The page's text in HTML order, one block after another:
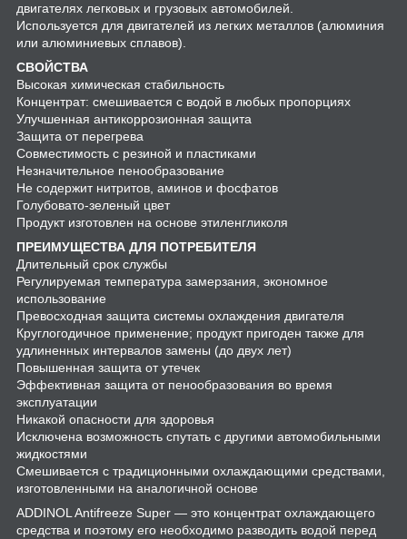
двигателях легковых и грузовых автомобилей.
Используется для двигателей из легких металлов (алюминия
или алюминиевых сплавов).
СВОЙСТВА
Высокая химическая стабильность
Концентрат: смешивается с водой в любых пропорциях
Улучшенная антикоррозионная защита
Защита от перегрева
Совместимость с резиной и пластиками
Незначительное пенообразование
Не содержит нитритов, аминов и фосфатов
Голубовато-зеленый цвет
Продукт изготовлен на основе этиленгликоля
ПРЕИМУЩЕСТВА ДЛЯ ПОТРЕБИТЕЛЯ
Длительный срок службы
Регулируемая температура замерзания, экономное
использование
Превосходная защита системы охлаждения двигателя
Круглогодичное применение; продукт пригоден также для
удлиненных интервалов замены (до двух лет)
Повышенная защита от утечек
Эффективная защита от пенообразования во время
эксплуатации
Никакой опасности для здоровья
Исключена возможность спутать с другими автомобильными
жидкостями
Смешивается с традиционными охлаждающими средствами,
изготовленными на аналогичной основе
ADDINOL Antifreeze Super — это концентрат охлаждающего
средства и поэтому его необходимо разводить водой перед